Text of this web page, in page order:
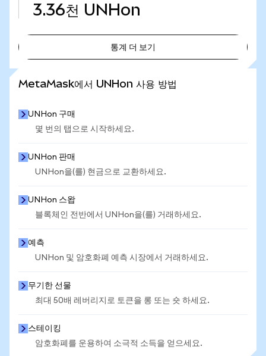
3.36천 UNHon
통계 더 보기
MetaMask에서 UNHon 사용 방법
UNHon 구매
몇 번의 탭으로 시작하세요.
UNHon 판매
UNHon을(를) 현금으로 교환하세요.
UNHon 스왑
블록체인 전반에서 UNHon을(를) 거래하세요.
예측
UNHon 및 암호화폐 예측 시장에서 거래하세요.
무기한 선물
최대 50배 레버리지로 토큰을 롱 또는 숏 하세요.
스테이킹
암호화폐를 운용하여 소극적 소득을 얻으세요.